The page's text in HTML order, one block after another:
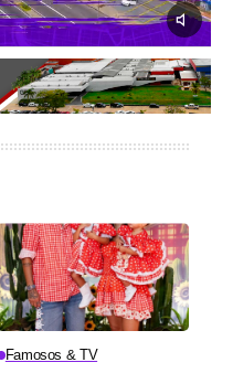
Famosos & TV